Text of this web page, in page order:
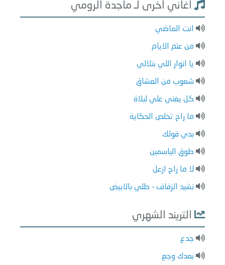
اغاني أخرى لـ ماجدة الرومي
انت الماضي
من عتم الايام
يا انوار اللي بتلالي
شعوب من العشاق
كل يغني علي ليلاة
ما راح تخلص الحكاية
بدي قولك
طوق الياسمين
لا ما راح ازعل
نشيد الزفاف - طلي بالابيض
التريند الشهري
جدع
بعدك وجع